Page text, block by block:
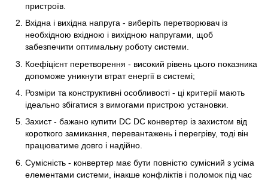
пристроїв.
Вхідна і вихідна напруга - виберіть перетворювач із
необхідною вхідною і вихідною напругами, щоб
забезпечити оптимальну роботу системи.
Коефіцієнт перетворення - високий рівень цього показника
допоможе уникнути втрат енергії в системі;
Розміри та конструктивні особливості - ці критерії мають
ідеально збігатися з вимогами пристрою установки.
Захист - бажано купити DC DC конвертер із захистом від
короткого замикання, перевантажень і перегріву, тоді він
працюватиме довго і надійно.
Сумісність - конвертер має бути повністю сумісний з усіма
елементами системи, інакше конфліктів і поломок під час